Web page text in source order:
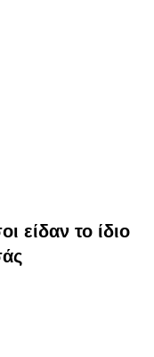
είδαν το ίδιο